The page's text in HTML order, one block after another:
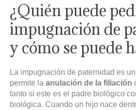
¿Quién puede
impugnación de
y cómo se puede
La impugnación de paternidad es un
permite la anulación de la filiación
tanto si este es el padre biológico
biológica. Cuando un hijo nace